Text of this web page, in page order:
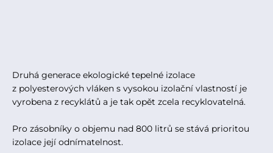
Druhá generace ekologické tepelné izolace
z polyesterových vláken s vysokou izolační vlastností je
vyrobena z recyklátů a je tak opět zcela recyklovatelná.
Pro zásobníky o objemu nad 800 litrů se stává prioritou
izolace její odnímatelnost.